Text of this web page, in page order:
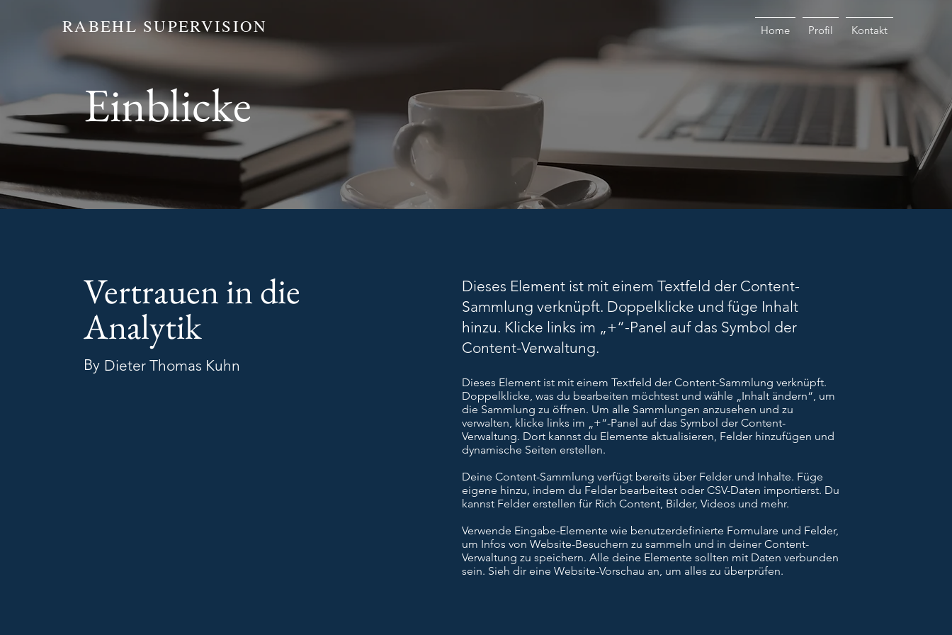
RABEHL SUPERVISION Home Profil Kontakt
Einblicke
Vertrauen in die
Analytik
By Dieter Thomas Kuhn
Dieses Element ist mit einem Textfeld der Content-
Sammlung verknüpft. Doppelklicke und füge Inhalt
hinzu. Klicke links im „+“-Panel auf das Symbol der
Content-Verwaltung.
Dieses Element ist mit einem Textfeld der Content-Sammlung verknüpft.
Doppelklicke, was du bearbeiten möchtest und wähle „Inhalt ändern“, um
die Sammlung zu öffnen. Um alle Sammlungen anzusehen und zu
verwalten, klicke links im „+“-Panel auf das Symbol der Content-
Verwaltung. Dort kannst du Elemente aktualisieren, Felder hinzufügen und
dynamische Seiten erstellen.
Deine Content-Sammlung verfügt bereits über Felder und Inhalte. Füge
eigene hinzu, indem du Felder bearbeitest oder CSV-Daten importierst. Du
kannst Felder erstellen für Rich Content, Bilder, Videos und mehr.
Verwende Eingabe-Elemente wie benutzerdefinierte Formulare und Felder,
um Infos von Website-Besuchern zu sammeln und in deiner Content-
Verwaltung zu speichern. Alle deine Elemente sollten mit Daten verbunden
sein. Sieh dir eine Website-Vorschau an, um alles zu überprüfen.